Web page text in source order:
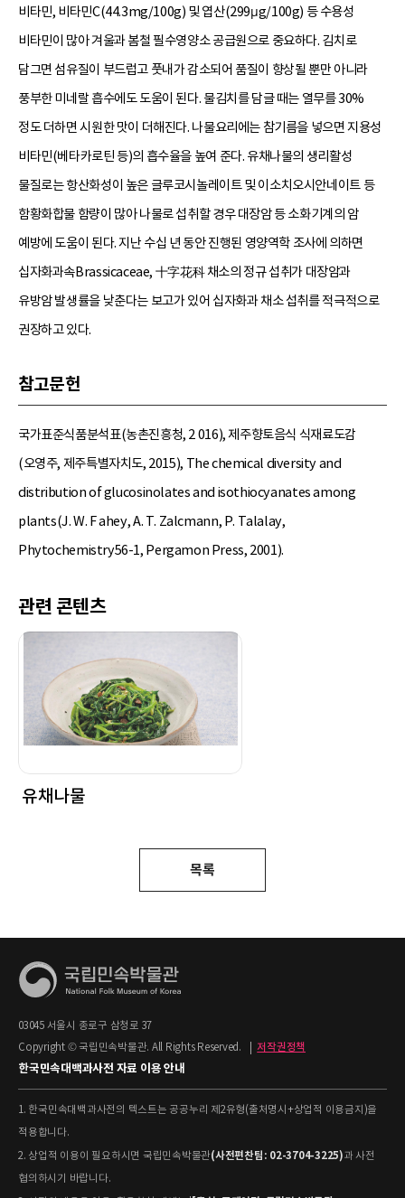
비타민, 비타민C(44.3mg/100g) 및 엽산(299μg/100g) 등 수용성
비타민이 많아 겨울과 봄철 필수영양소 공급원으로 중요하다. 김치로
담그면 섬유질이 부드럽고 풋내가 감소되어 품질이 향상될 뿐만 아니라
풍부한 미네랄 흡수에도 도움이 된다. 물김치를 담글 때는 열무를 30%
정도 더하면 시원한 맛이 더해진다. 나물요리에는 참기름을 넣으면 지용성
비타민(베타카로틴 등)의 흡수율을 높여 준다. 유채나물의 생리활성
물질로는 항산화성이 높은 글루코시놀레이트 및 이소치오시안네이트 등
함황화합물 함량이 많아 나물로 섭취할 경우 대장암 등 소화기계의 암
예방에 도움이 된다. 지난 수십 년 동안 진행된 영양역학 조사에 의하면
십자화과속Brassicaceae, 十字花科 채소의 정규 섭취가 대장암과
유방암 발생률을 낮춘다는 보고가 있어 십자화과 채소 섭취를 적극적으로
권장하고 있다.
참고문헌
국가표준식품분석표(농촌진흥청, 2 016), 제주향토음식 식재료도감
(오영주, 제주특별자치도, 2015), The chemical diversity and
distribution of glucosinolates and isothiocyanates among
plants(J. W. F ahey, A. T. Zalcmann, P. Talalay,
Phytochemistry56-1, Pergamon Press, 2001).
관련 콘텐츠
유채나물
목록
03045 서울시 종로구 삼청로 37
Copyright © 국립민속박물관. All Rights Reserved.
저작권정책
한국민속대백과사전 자료 이용 안내
1. 한국민속대백과사전의 텍스트는 공공누리 제2유형(출처명시+상업적 이용금지)을
적용합니다.
2. 상업적 이용이 필요하시면 국립민속박물관(사전편찬팀: 02-3704-3225)과 사전
협의하시기 바랍니다.